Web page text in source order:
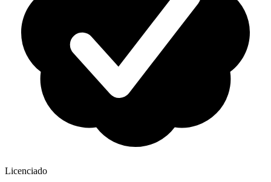
Licenciado